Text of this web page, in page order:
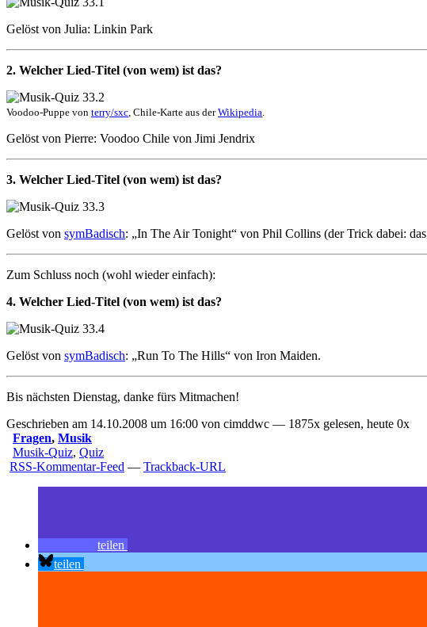
Gelöst von Julia: Linkin Park
2. Welcher Lied-Titel (von wem) ist das?
Voodoo-Puppe von terry/sxc, Chile-Karte aus derWikipedia.
Gelöst von Pierre: Voodoo Chile von Jimi Jendrix
3. Welcher Lied-Titel (von wem) ist das?
Gelöst von symBadisch: „In The Air Tonight“ von Phil Collins (der Trick dabei:
Zum Schluss noch (wohl wieder einfach):
4. Welcher Lied-Titel (von wem) ist das?
Gelöst von symBadisch: „Run To The Hills“ von Iron Maiden.
Bis nächsten Dienstag, danke fürs Mitmachen!
Geschrieben am 14.10.2008 um 16:00 von cimddwc — 1875x gelesen, heute 0x
Fragen, Musik
Musik-Quiz, Quiz
RSS-Kommentar-Feed — Trackback-URL
teilen
teilen